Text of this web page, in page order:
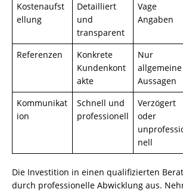
Kostenaufst
ellung
Detailliert
und
transparent
Vage
Angaben
Referenzen
Konkrete
Kundenkont
akte
Nur
allgemeine
Aussagen
Kommunikat
ion
Schnell und
professionell
Verzögert
oder
nell
Die Investition in einen qualifizierten
durch professionelle Abwicklung aus.